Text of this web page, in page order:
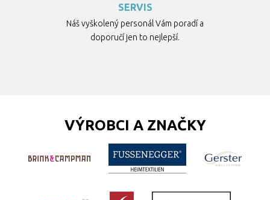
SERVIS
Náš vyškolený personál Vám poradí a
doporučí jen to nejlepší.
VÝROBCI A ZNAČKY